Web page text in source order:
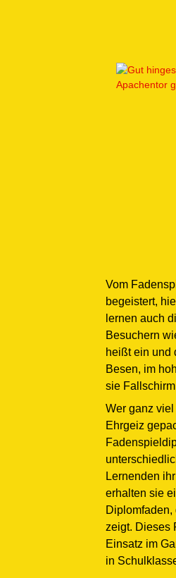
Vom
begeistert,
lernen auch
Besuchern
heißt ein und
Besen, im
sie
Wer ganz
Ehrgeiz
Lernenden
erhalten sie
zeigt. Dieses
Einsatz im
in